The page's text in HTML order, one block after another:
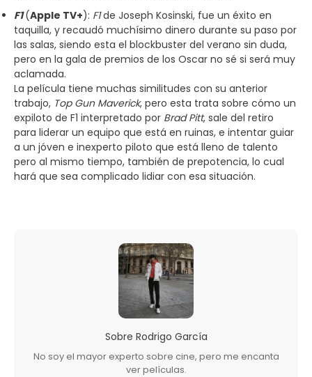
F1(Apple TV+): F1de Joseph Kosinski, fue un éxito en
taquilla, y recaudó muchísimo dinero durante su paso por
las salas, siendo esta el blockbuster del verano sin duda,
pero en la gala de premios de los Oscar no sé si será muy
aclamada.
La película tiene muchas similitudes con su anterior
trabajo, Top Gun Maverick, pero esta trata sobre cómo un
expiloto de F1 interpretado por Brad Pitt, sale del retiro
para liderar un equipo que está en ruinas, e intentar guiar
a un jóven e inexperto piloto que está lleno de talento
pero al mismo tiempo, también de prepotencia, lo cual
hará que sea complicado lidiar con esa situación.
Sobre Rodrigo García
No soy el mayor experto sobre cine, pero me encanta
ver películas.